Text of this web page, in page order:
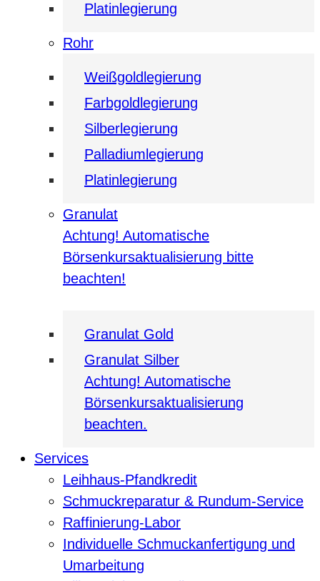
Platinlegierung
Rohr
Weißgoldlegierung
Farbgoldlegierung
Silberlegierung
Palladiumlegierung
Platinlegierung
Granulat
Achtung! Automatische
Börsenkursaktualisierung bitte
beachten!
Granulat Gold
Granulat Silber
Achtung! Automatische
Börsenkursaktualisierung
beachten.
Services
Leihhaus-Pfandkredit
Schmuckreparatur & Rundum-Service
Raffinierung-Labor
Individuelle Schmuckanfertigung und
Umarbeitung